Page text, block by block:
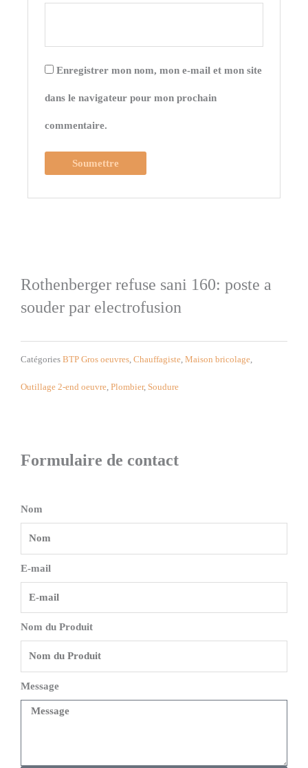
Formulaire de contact
Nom
E-mail
Nom du Produit
Message
Enregistrer mon nom, mon e-mail et mon site
dans le navigateur pour mon prochain
commentaire.
Rothenberger refuse sani 160: poste a
souder par electrofusion
Catégories BTP Gros oeuvres, Chauffagiste, Maison bricolage,
Outillage 2-end oeuvre, Plombier, Soudure